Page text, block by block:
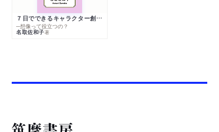
７日でできるキャラクター創作入門
─想像って役立つの？
名取佐和子著